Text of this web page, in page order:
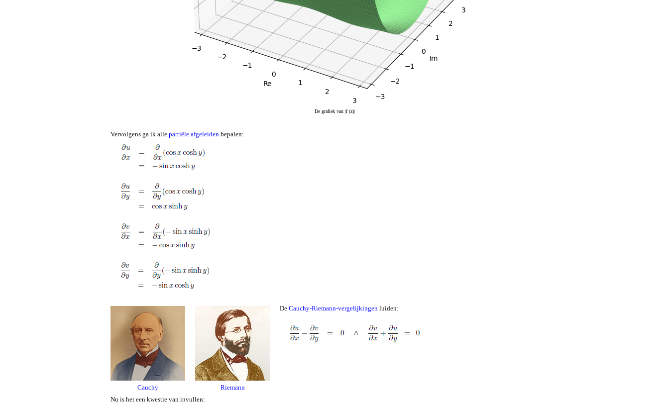
De grafiek van |f (z)|
Vervolgens ga ik alle partiële afgeleiden bepalen:
Cauchy Riemann
De Cauchy-Riemann-vergelijkingen luiden:
Nu is het een kwestie van invullen: